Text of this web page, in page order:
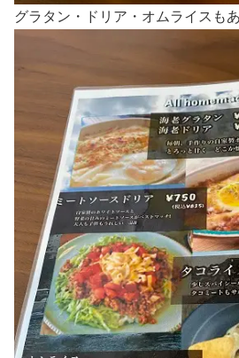
グラタン・ドリア・オムライスも